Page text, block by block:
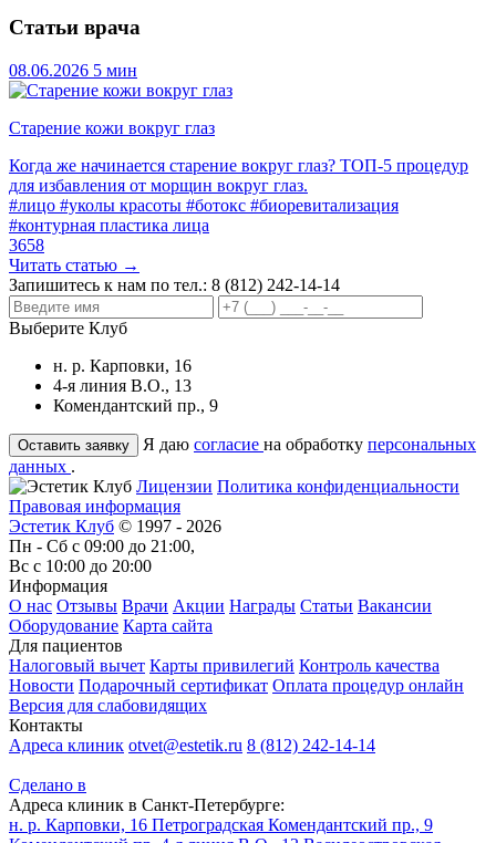
Статьи врача
08.06.2026 5 мин
Старение кожи вокруг глаз
Когда же начинается старение вокруг глаз? ТОП-5 процедур
для избавления от морщин вокруг глаз.
#лицо #уколы красоты #ботокс #биоревитализация
#контурная пластика лица
3658
Читать статью →
Запишитесь к нам по тел.: 8 (812) 242-14-14
Выберите Клуб
н. р. Карповки, 16
4-я линия В.О., 13
Комендантский пр., 9
Я даю согласие на обработку персональных
данных .
Лицензии Политика конфиденциальности
Правовая информация
Эстетик Клуб © 1997 - 2026
Пн - Сб с 09:00 до 21:00,
Вс с 10:00 до 20:00
Информация
О нас Отзывы Врачи Акции Награды Статьи Вакансии
Оборудование Карта сайта
Для пациентов
Налоговый вычет Карты привилегий Контроль качества
Новости Подарочный сертификат Оплата процедур онлайн
Версия для слабовидящих
Контакты
Адреса клиник otvet@estetik.ru 8 (812) 242-14-14
Сделано в
Адреса клиник в Санкт-Петербурге:
н. р. Карповки, 16 Петроградская Комендантский пр., 9